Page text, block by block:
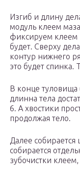
Изгиб и длину
модуль клеем
фиксируем клеем
будет. Сверху
контур нижнего
это будет
В конце туловища
длинна тела
6. А хвостики
продолжая тело.
Далее
собирается
зубочистки